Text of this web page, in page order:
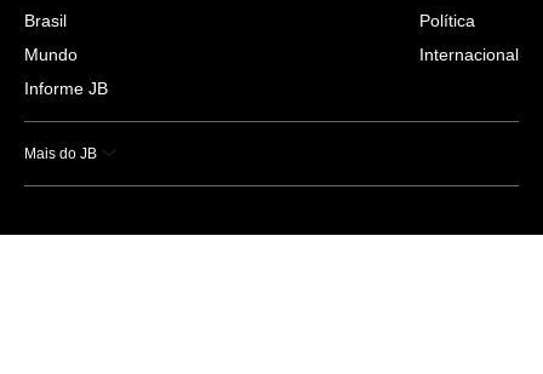
Brasil
Mundo
Informe JB
Política
Internacional
Mais do JB
Esportes